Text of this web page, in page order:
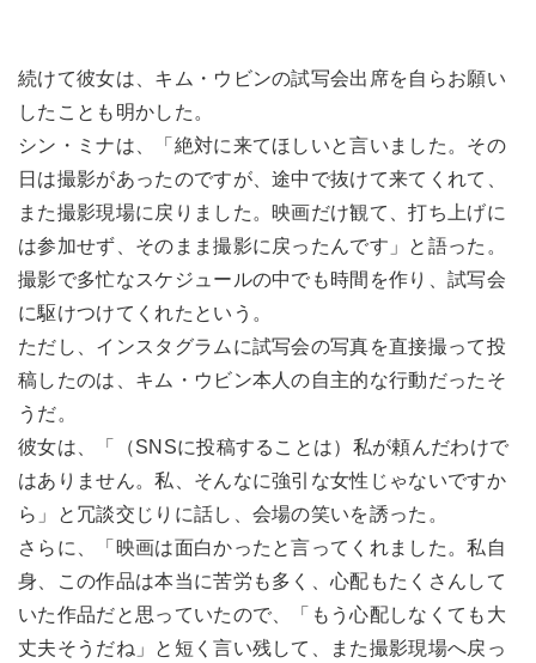
続けて彼女は、キム・ウビンの試写会出席を自らお願い
したことも明かした。
シン・ミナは、「絶対に来てほしいと言いました。その
日は撮影があったのですが、途中で抜けて来てくれて、
また撮影現場に戻りました。映画だけ観て、打ち上げに
は参加せず、そのまま撮影に戻ったんです」と語った。
撮影で多忙なスケジュールの中でも時間を作り、試写会
に駆けつけてくれたという。
ただし、インスタグラムに試写会の写真を直接撮って投
稿したのは、キム・ウビン本人の自主的な行動だったそ
うだ。
彼女は、「（SNSに投稿することは）私が頼んだわけで
はありません。私、そんなに強引な女性じゃないですか
ら」と冗談交じりに話し、会場の笑いを誘った。
さらに、「映画は面白かったと言ってくれました。私自
身、この作品は本当に苦労も多く、心配もたくさんして
いた作品だと思っていたので、「もう心配しなくても大
丈夫そうだね」と短く言い残して、また撮影現場へ戻っ